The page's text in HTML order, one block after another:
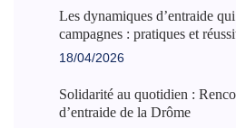
Les dynamiques d’entraide
campagnes : pratiques et
18/04/2026
Solidarité au quotidien :
d’entraide de la Drôme